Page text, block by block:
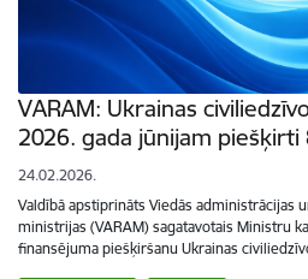
VARAM: Ukrainas
2026. gada jūnijam
24.02.2026.
Valdībā apstiprināts Viedās administrācijas
ministrijas (VARAM) sagatavotais Ministru
finansējuma piešķiršanu Ukrainas